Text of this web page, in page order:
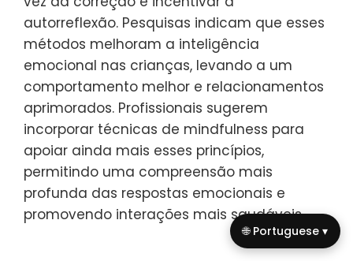
Quais insights de especialistas
podem aprimorar sua
compreensão do No Drama
Discipline?
Insights de especialistas sobre o No Drama
Discipline enfatizam sua eficácia em
promover resiliência emocional e
crescimento pessoal. As estratégias
incluem manter uma postura calma🌐 Portuguese ▾